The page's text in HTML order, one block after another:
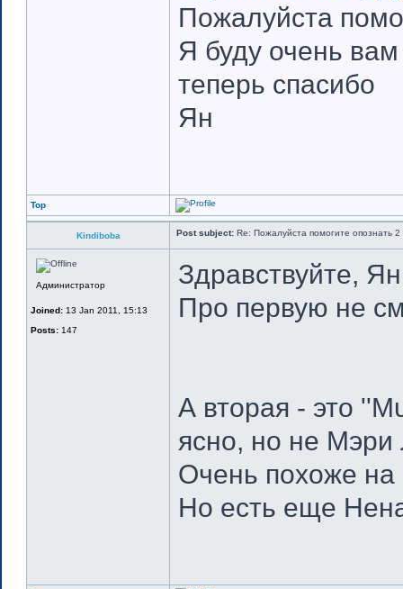
Пожалуйста
Я буду очень
теперь спасибо
Ян
Top
Kindiboba Post subject: Re: Пожалуйста помогите опознать 2
Администратор
Joined: 13 Jan 2011, 15:13
Posts: 147
Здравствуйте,
Про первую не
А вторая - это
ясно, но не
Очень похоже
Но есть еще